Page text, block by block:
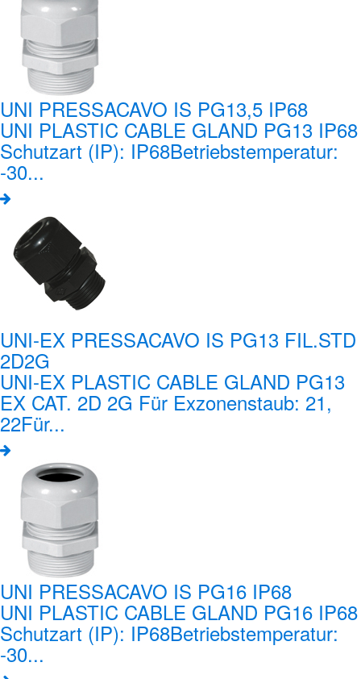
UNI PRESSACAVO IS PG13,5 IP68
UNI PLASTIC CABLE GLAND PG13 IP68
Schutzart (IP): IP68Betriebstemperatur:
-30...
UNI-EX PRESSACAVO IS PG13 FIL.STD
2D2G
UNI-EX PLASTIC CABLE GLAND PG13
EX CAT. 2D 2G Für Exzonenstaub: 21,
22Für...
UNI PRESSACAVO IS PG16 IP68
UNI PLASTIC CABLE GLAND PG16 IP68
Schutzart (IP): IP68Betriebstemperatur:
-30...